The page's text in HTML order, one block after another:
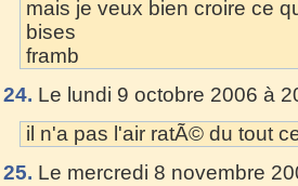
mais je veux bien croire ce
bises
framb
24. Le lundi 9 octobre 2006 à
il n'a pas l'air ratÃ© du tout
25. Le mercredi 8 novembre